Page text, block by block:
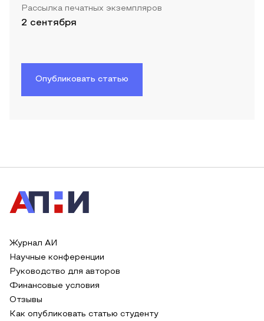
Рассылка печатных экземпляров
2 сентября
Опубликовать статью
Журнал АИ
Научные конференции
Руководство для авторов
Финансовые условия
Отзывы
Как опубликовать статью студенту